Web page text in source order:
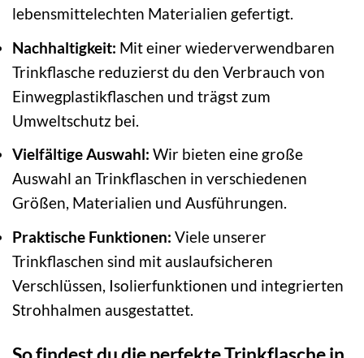
lebensmittelechten Materialien gefertigt.
Nachhaltigkeit: Mit einer wiederverwendbaren
Trinkflasche reduzierst du den Verbrauch von
Einwegplastikflaschen und trägst zum
Umweltschutz bei.
Vielfältige Auswahl: Wir bieten eine große
Auswahl an Trinkflaschen in verschiedenen
Größen, Materialien und Ausführungen.
Praktische Funktionen: Viele unserer
Trinkflaschen sind mit auslaufsicheren
Verschlüssen, Isolierfunktionen und integrierten
Strohhalmen ausgestattet.